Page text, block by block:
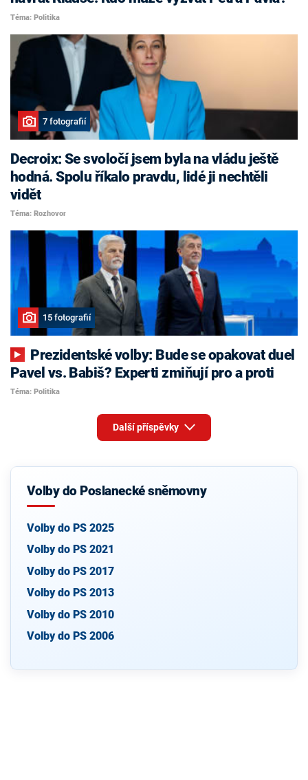
Téma: Politika
7 fotografií
Decroix: Se svoločí jsem byla na vládu ještě
hodná. Spolu říkalo pravdu, lidé ji nechtěli
vidět
Téma: Rozhovor
15 fotografií
Pavel vs. Babiš? Experti zmiňují pro a proti
Téma: Politika
Další příspěvky
Volby do Poslanecké sněmovny
Volby do PS 2025
Volby do PS 2021
Volby do PS 2017
Volby do PS 2013
Volby do PS 2010
Volby do PS 2006